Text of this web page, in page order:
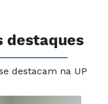
destaques
destacam na UP